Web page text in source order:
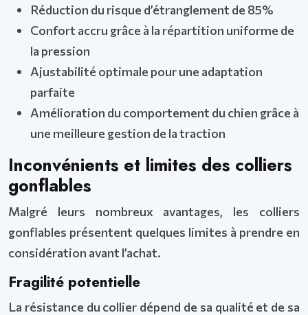
Réduction du risque d’étranglement de 85%
Confort accru grâce à la répartition uniforme de
la pression
Ajustabilité optimale pour une adaptation
parfaite
Amélioration du comportement du chien grâce à
une meilleure gestion de la traction
Inconvénients et limites des colliers
gonflables
Malgré leurs nombreux avantages, les colliers
gonflables présentent quelques limites à prendre en
considération avant l’achat.
Fragilité potentielle
La résistance du collier dépend de sa qualité et de sa